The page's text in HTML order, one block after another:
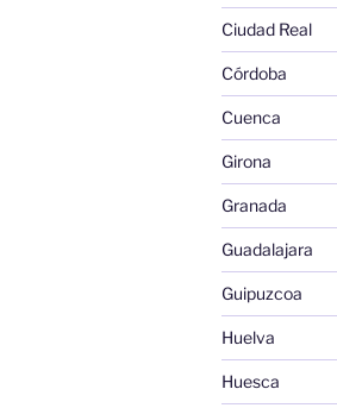
Ciudad Real
Córdoba
Cuenca
Girona
Granada
Guadalajara
Guipuzcoa
Huelva
Huesca